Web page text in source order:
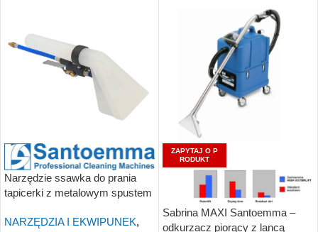
Narzędzie ssawka do prania
tapicerki z metalowym spustem
NARZĘDZIA I EKWIPUNEK,
ZAPYTAJ O P
RODUKT
Sabrina MAXI Santoemma –
odkurzacz piorący z lancą